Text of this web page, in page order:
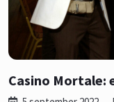
Casino Mortale: